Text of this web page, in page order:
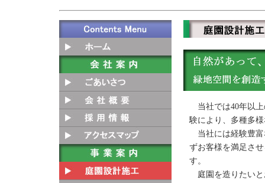
当社では40年以上
験により、多種多
当社には経験豊富
ずお客様を満足さ
す。
庭園 を造りたい